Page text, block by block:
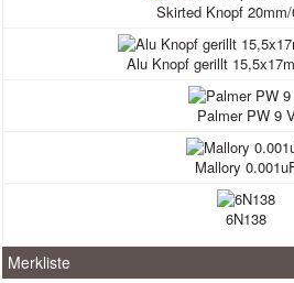
Skirted Knopf
Alu Knopf gerillt
Palmer PW 9
Mallory
6N138
Merkliste